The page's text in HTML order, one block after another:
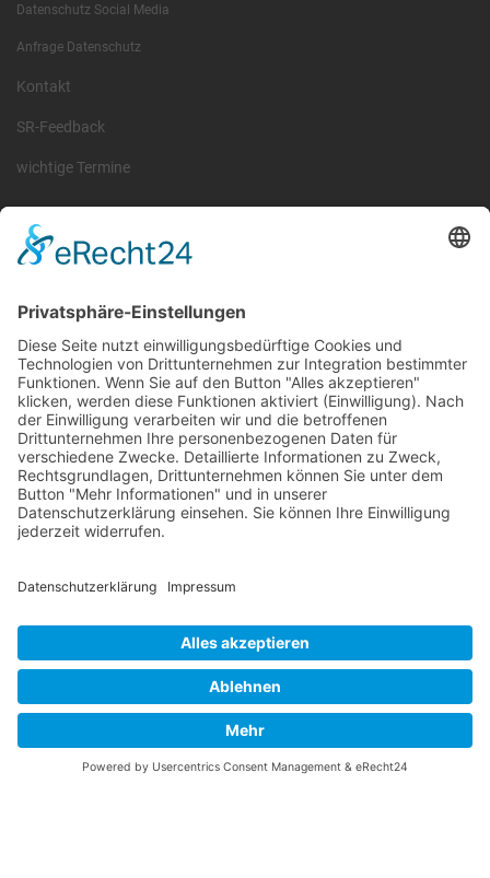
Datenschutz Social Media
Anfrage Datenschutz
Kontakt
SR-Feedback
wichtige Termine
Information
Sachsen und Thüringen. Er ist als eingetragener Verein tätig und
gleichzeitig Veranstalter der Spiele der Regionalliga in
verschiedenen Ligen.
Die RLSO ist jetzt auch erreichbar unter der Adresse
Wir betreiben ...